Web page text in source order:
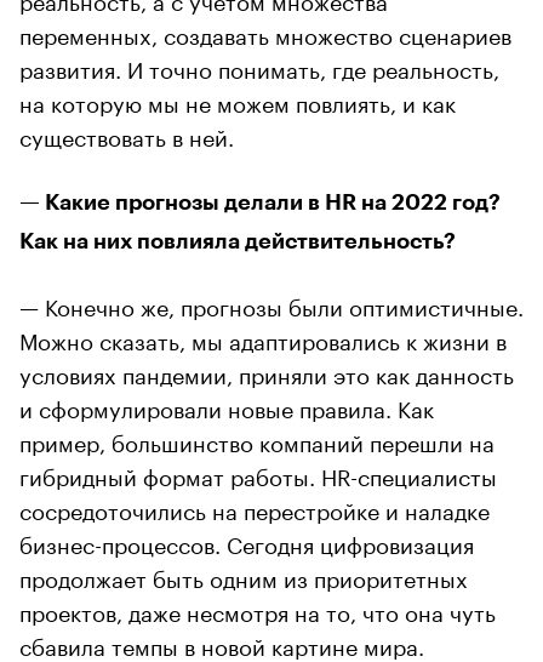
переменных, создавать множество сценариев
развития. И точно понимать, где реальность,
на которую мы не можем повлиять, и как
существовать в ней.
— Какие прогнозы делали в HR на 2022 год?
Как на них повлияла действительность?
— Конечно же, прогнозы были оптимистичные.
Можно сказать, мы адаптировались к жизни в
условиях пандемии, приняли это как данность
и сформулировали новые правила. Как
пример, большинство компаний перешли на
гибридный формат работы. HR-специалисты
сосредоточились на перестройке и наладке
бизнес-процессов. Сегодня цифровизация
продолжает быть одним из приоритетных
проектов, даже несмотря на то, что она чуть
сбавила темпы в новой картине мира.